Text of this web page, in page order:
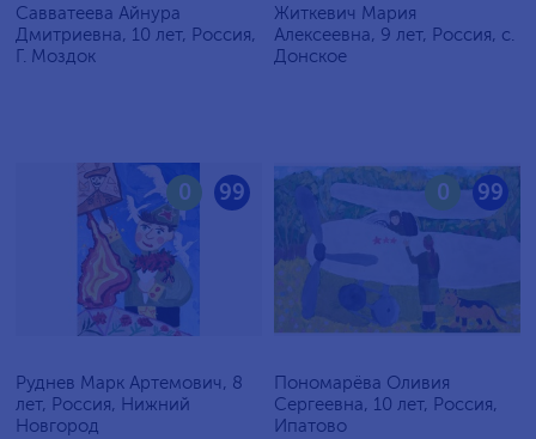
Савватеева Айнура
Дмитриевна, 10 лет, Россия,
Г. Моздок
Житкевич Мария
Алексеевна, 9 лет, Россия, c.
Донское
99
0
Руднев Марк Артемович, 8
лет, Россия, Нижний
Новгород
99
0
Пономарёва Оливия
Сергеевна, 10 лет, Россия,
Ипатово